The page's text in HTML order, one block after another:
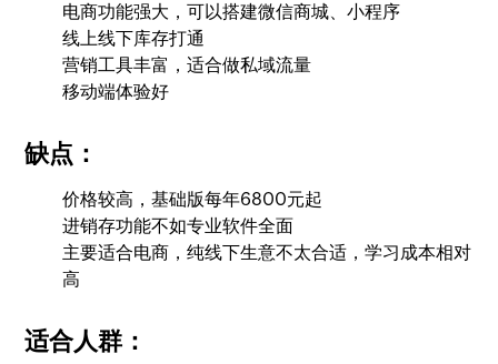
电商功能强大，可以搭建微信商城、小程序
线上线下库存打通
营销工具丰富，适合做私域流量
移动端体验好
缺点：
价格较高，基础版每年6800元起
进销存功能不如专业软件全面
主要适合电商，纯线下生意不太合适，学习成本相对
高
适合人群：